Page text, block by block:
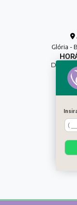
Glória -
De